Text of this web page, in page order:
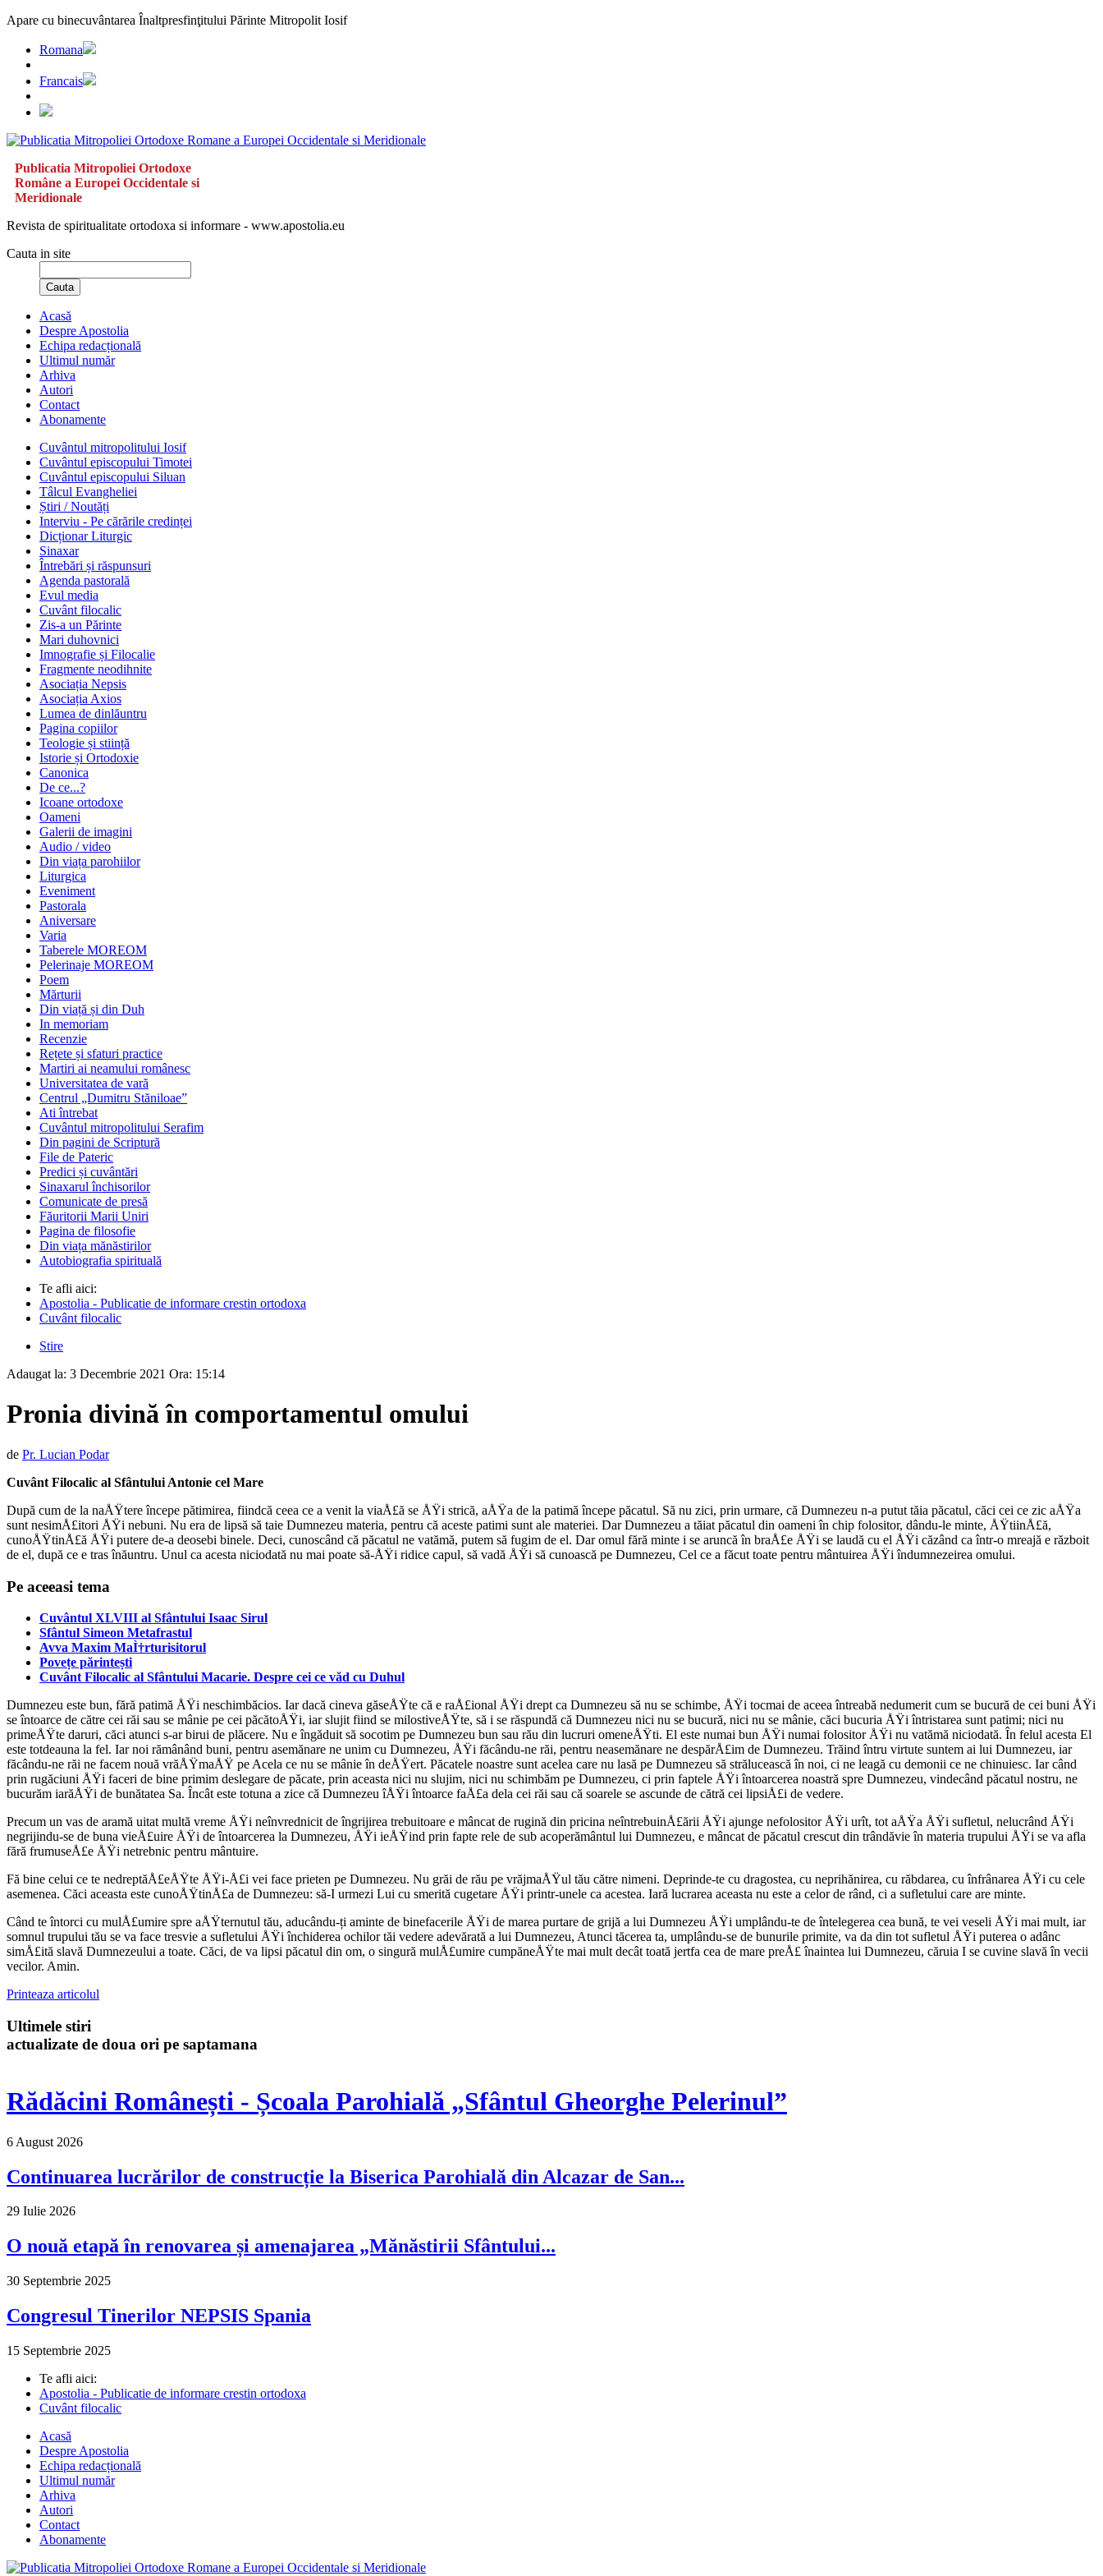
Apare cu binecuvântarea Înaltpresfinţitului Părinte Mitropolit Iosif
Romana
Francais
Publicatia Mitropoliei Ortodoxe
Române a Europei Occidentale si
Meridionale
Revista de spiritualitate ortodoxa si informare - www.apostolia.eu
Cauta in site
Cauta
Acasă
Despre Apostolia
Echipa redacțională
Ultimul număr
Arhiva
Autori
Contact
Abonamente
Cuvântul mitropolitului Iosif
Cuvântul episcopului Timotei
Cuvântul episcopului Siluan
Tâlcul Evangheliei
Știri / Noutăți
Interviu - Pe cărările credinței
Dicționar Liturgic
Sinaxar
Întrebări și răspunsuri
Agenda pastorală
Evul media
Cuvânt filocalic
Zis-a un Părinte
Mari duhovnici
Imnografie și Filocalie
Fragmente neodihnite
Asociația Nepsis
Asociația Axios
Lumea de dinlăuntru
Pagina copiilor
Teologie și stiință
Istorie și Ortodoxie
Canonica
De ce...?
Icoane ortodoxe
Oameni
Galerii de imagini
Audio / video
Din viața parohiilor
Liturgica
Eveniment
Pastorala
Aniversare
Varia
Taberele MOREOM
Pelerinaje MOREOM
Poem
Mărturii
Din viață și din Duh
In memoriam
Recenzie
Rețete și sfaturi practice
Martiri ai neamului românesc
Universitatea de vară
Centrul „Dumitru Stăniloae”
Ati întrebat
Cuvântul mitropolitului Serafim
Din pagini de Scriptură
File de Pateric
Predici și cuvântări
Sinaxarul închisorilor
Comunicate de presă
Făuritorii Marii Uniri
Pagina de filosofie
Din viața mănăstirilor
Autobiografia spirituală
Te afli aici:
Apostolia - Publicatie de informare crestin ortodoxa
Cuvânt filocalic
Stire
Adaugat la: 3 Decembrie 2021 Ora: 15:14
Pronia divină în comportamentul omului
de Pr. Lucian Podar
Cuvânt Filocalic al Sfântului Antonie cel Mare
După cum de la naÅŸtere începe pătimirea, fiindcă ceea ce a venit la viaÅ£ă se ÅŸi strică, aÅŸa de la patimă începe păcatul. Să nu zici, prin urmare, că Dumnezeu n-a putut tăia păcatul, căci cei ce zic aÅŸa
sunt nesimÅ£itori ÅŸi nebuni. Nu era de lipsă să taie Dumnezeu materia, pentru că aceste patimi sunt ale materiei. Dar Dumnezeu a tăiat păcatul din oameni în chip folositor, dându-le minte, ÅŸtiinÅ£ă,
cunoÅŸtinÅ£ă ÅŸi putere de-a deosebi binele. Deci, cunoscând că păcatul ne vatămă, putem să fugim de el. Dar omul fără minte i se aruncă în braÅ£e ÅŸi se laudă cu el ÅŸi căzând ca într-o mreajă e războit
de el, după ce e tras înăuntru. Unul ca acesta niciodată nu mai poate să-ÅŸi ridice capul, să vadă ÅŸi să cunoască pe Dumnezeu, Cel ce a făcut toate pentru mântuirea ÅŸi îndumnezeirea omului.
Pe aceeasi tema
Cuvântul XLVIII al Sfântului Isaac Sirul
Sfântul Simeon Metafrastul
Avva Maxim MaÌ†rturisitorul
Povețe părintești
Cuvânt Filocalic al Sfântului Macarie. Despre cei ce văd cu Duhul
Dumnezeu este bun, fără patimă ÅŸi neschimbăcios. Iar dacă cineva găseÅŸte că e raÅ£ional ÅŸi drept ca Dumnezeu să nu se schimbe, ÅŸi tocmai de aceea întreabă nedumerit cum se bucură de cei buni ÅŸi
se întoarce de către cei răi sau se mânie pe cei păcătoÅŸi, iar slujit fiind se milostiveÅŸte, să i se răspundă că Dumnezeu nici nu se bucură, nici nu se mânie, căci bucuria ÅŸi întristarea sunt patimi; nici nu
primeÅŸte daruri, căci atunci s-ar birui de plăcere. Nu e îngăduit să socotim pe Dumnezeu bun sau rău din lucruri omeneÅŸti. El este numai bun ÅŸi numai folositor ÅŸi nu vatămă niciodată. În felul acesta El
este totdeauna la fel. Iar noi rămânând buni, pentru asemănare ne unim cu Dumnezeu, ÅŸi făcându-ne răi, pentru neasemănare ne despărÅ£im de Dumnezeu. Trăind întru virtute suntem ai lui Dumnezeu, iar
făcându-ne răi ne facem nouă vrăÅŸmaÅŸ pe Acela ce nu se mânie în deÅŸert. Păcatele noastre sunt acelea care nu lasă pe Dumnezeu să strălucească în noi, ci ne leagă cu demonii ce ne chinuiesc. Iar când
prin rugăciuni ÅŸi faceri de bine primim deslegare de păcate, prin aceasta nici nu slujim, nici nu schimbăm pe Dumnezeu, ci prin faptele ÅŸi întoarcerea noastră spre Dumnezeu, vindecând păcatul nostru, ne
bucurăm iarăÅŸi de bunătatea Sa. Încât este totuna a zice că Dumnezeu îÅŸi întoarce faÅ£a dela cei răi sau că soarele se ascunde de cătră cei lipsiÅ£i de vedere.
Precum un vas de aramă uitat multă vreme ÅŸi neînvrednicit de îngrijirea trebuitoare e mâncat de rugină din pricina neîntrebuinÅ£ării ÅŸi ajunge nefolositor ÅŸi urît, tot aÅŸa ÅŸi sufletul, nelucrând ÅŸi
negrijindu-se de buna vieÅ£uire ÅŸi de întoarcerea la Dumnezeu, ÅŸi ieÅŸind prin fapte rele de sub acoperământul lui Dumnezeu, e mâncat de păcatul crescut din trândăvie în materia trupului ÅŸi se va afla
fără frumuseÅ£e ÅŸi netrebnic pentru mântuire.
Fă bine celui ce te nedreptăÅ£eÅŸte ÅŸi-Å£i vei face prieten pe Dumnezeu. Nu grăi de rău pe vrăjmaÅŸul tău către nimeni. Deprinde-te cu dragostea, cu neprihănirea, cu răbdarea, cu înfrânarea ÅŸi cu cele
asemenea. Căci aceasta este cunoÅŸtinÅ£a de Dumnezeu: să-I urmezi Lui cu smerită cugetare ÅŸi printr-unele ca acestea. Iară lucrarea aceasta nu este a celor de rând, ci a sufletului care are minte.
Când te întorci cu mulÅ£umire spre aÅŸternutul tău, aducându-ți aminte de binefacerile ÅŸi de marea purtare de grijă a lui Dumnezeu ÅŸi umplându-te de întelegerea cea bună, te vei veseli ÅŸi mai mult, iar
somnul trupului tău se va face tresvie a sufletului ÅŸi închiderea ochilor tăi vedere adevărată a lui Dumnezeu, Atunci tăcerea ta, umplându-se de bunurile primite, va da din tot sufletul ÅŸi puterea o adânc
simÅ£ită slavă Dumnezeului a toate. Căci, de va lipsi păcatul din om, o singură mulÅ£umire cumpăneÅŸte mai mult decât toată jertfa cea de mare preÅ£ înaintea lui Dumnezeu, căruia I se cuvine slavă în vecii
vecilor. Amin.
Printeaza articolul
Ultimele stiri
actualizate de doua ori pe saptamana
Rădăcini Românești - Școala Parohială „Sfântul Gheorghe Pelerinul”
6 August 2026
Continuarea lucrărilor de construcție la Biserica Parohială din Alcazar de San...
29 Iulie 2026
O nouă etapă în renovarea și amenajarea „Mănăstirii Sfântului...
30 Septembrie 2025
Congresul Tinerilor NEPSIS Spania
15 Septembrie 2025
Te afli aici:
Apostolia - Publicatie de informare crestin ortodoxa
Cuvânt filocalic
Acasă
Despre Apostolia
Echipa redacțională
Ultimul număr
Arhiva
Autori
Contact
Abonamente